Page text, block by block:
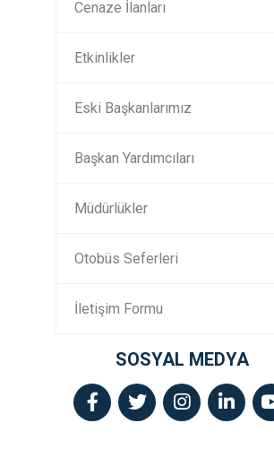
Cenaze İlanları
Etkinlikler
Eski Başkanlarımız
Başkan Yardımcıları
Müdürlükler
Otobüs Seferleri
İletişim Formu
SOSYAL MEDYA